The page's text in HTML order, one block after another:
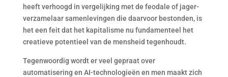
heeft verhoogd in vergelijking met de feodale of jager-
verzamelaar samenlevingen die daarvoor bestonden, is
het een feit dat het kapitalisme nu fundamenteel het
creatieve potentieel van de mensheid tegenhoudt.
Tegenwoordig wordt er veel gepraat over
automatisering en AI-technologieën en men maakt zich